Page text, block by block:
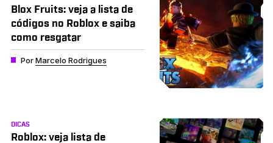
Blox Fruits: veja a lista de
códigos no Roblox e saiba
como resgatar
PorMarcelo Rodrigues
DICAS
Roblox: veja lista de